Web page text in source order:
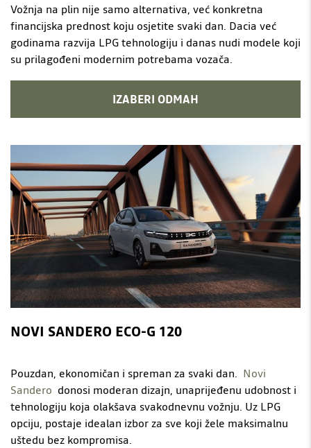
Vožnja na plin nije samo alternativa, već konkretna
financijska prednost koju osjetite svaki dan. Dacia već
godinama razvija LPG tehnologiju i danas nudi modele koji
su prilagođeni modernim potrebama vozača.
IZABERI ODMAH
NOVI SANDERO ECO-G 120
Pouzdan, ekonomičan i spreman za svaki dan. Novi
Sandero donosi moderan dizajn, unaprijeđenu udobnost i
tehnologiju koja olakšava svakodnevnu vožnju. Uz LPG
opciju, postaje idealan izbor za sve koji žele maksimalnu
uštedu bez kompromisa.